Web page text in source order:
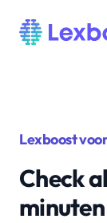
Lexboost
Lexboost
Check
minuten